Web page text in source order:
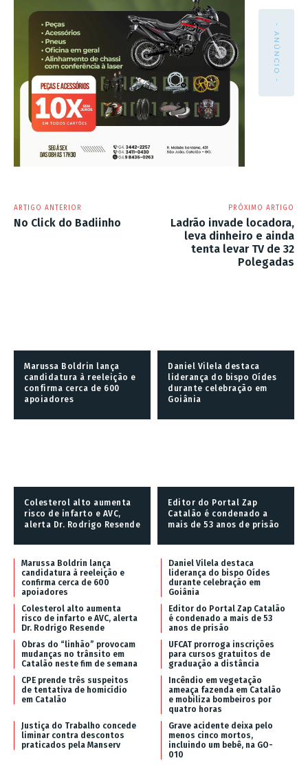
- ANÚNCIO -
ARTIGO ANTERIOR
No Click do Badiinho
PRÓXIMO ARTIGO
Ladrão invade locadora,
leva dinheiro e ainda
tenta levar TV de 32
Polegadas
Marussa Boldrin lança
candidatura à reeleição e
confirma cerca de 600
apoiadores
Daniel Vilela destaca
liderança do bispo Oídes
durante celebração em
Goiânia
Colesterol alto aumenta
risco de infarto e AVC,
alerta Dr. Rodrigo Resende
Editor do Portal Zap
Catalão é condenado a
mais de 53 anos de prisão
Marussa Boldrin lança
candidatura à reeleição e
confirma cerca de 600
apoiadores
Daniel Vilela destaca
liderança do bispo Oídes
durante celebração em
Goiânia
Colesterol alto aumenta
risco de infarto e AVC, alerta
Dr. Rodrigo Resende
Editor do Portal Zap Catalão
é condenado a mais de 53
anos de prisão
Obras do “linhão” provocam
mudanças no trânsito em
Catalão neste fim de semana
UFCAT prorroga inscrições
para cursos gratuitos de
graduação a distância
CPE prende três suspeitos
de tentativa de homicídio
em Catalão
Incêndio em vegetação
ameaça fazenda em Catalão
e mobiliza bombeiros por
quatro horas
Justiça do Trabalho concede
liminar contra descontos
praticados pela Manserv
Grave acidente deixa pelo
menos cinco mortos,
incluindo um bebê, na GO-
010